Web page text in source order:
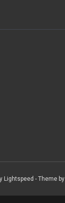
Lightspeed - Theme by